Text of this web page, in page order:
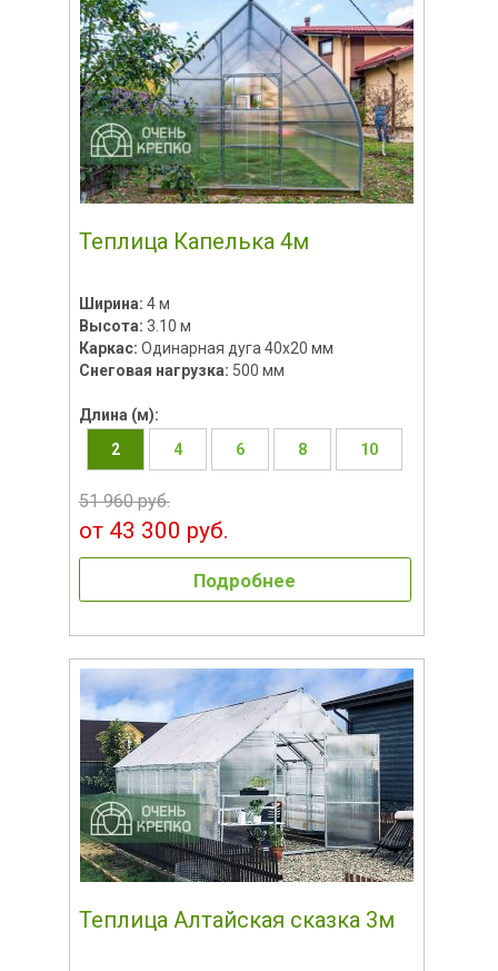
Теплица Капелька 4м
Ширина: 4 м
Высота: 3.10 м
Каркас: Одинарная дуга 40х20 мм
Снеговая нагрузка: 500 мм
Длина (м):
2
4 6 8 10
51 960 руб.
от 43 300 руб.
Подробнее
Теплица Алтайская сказка 3м